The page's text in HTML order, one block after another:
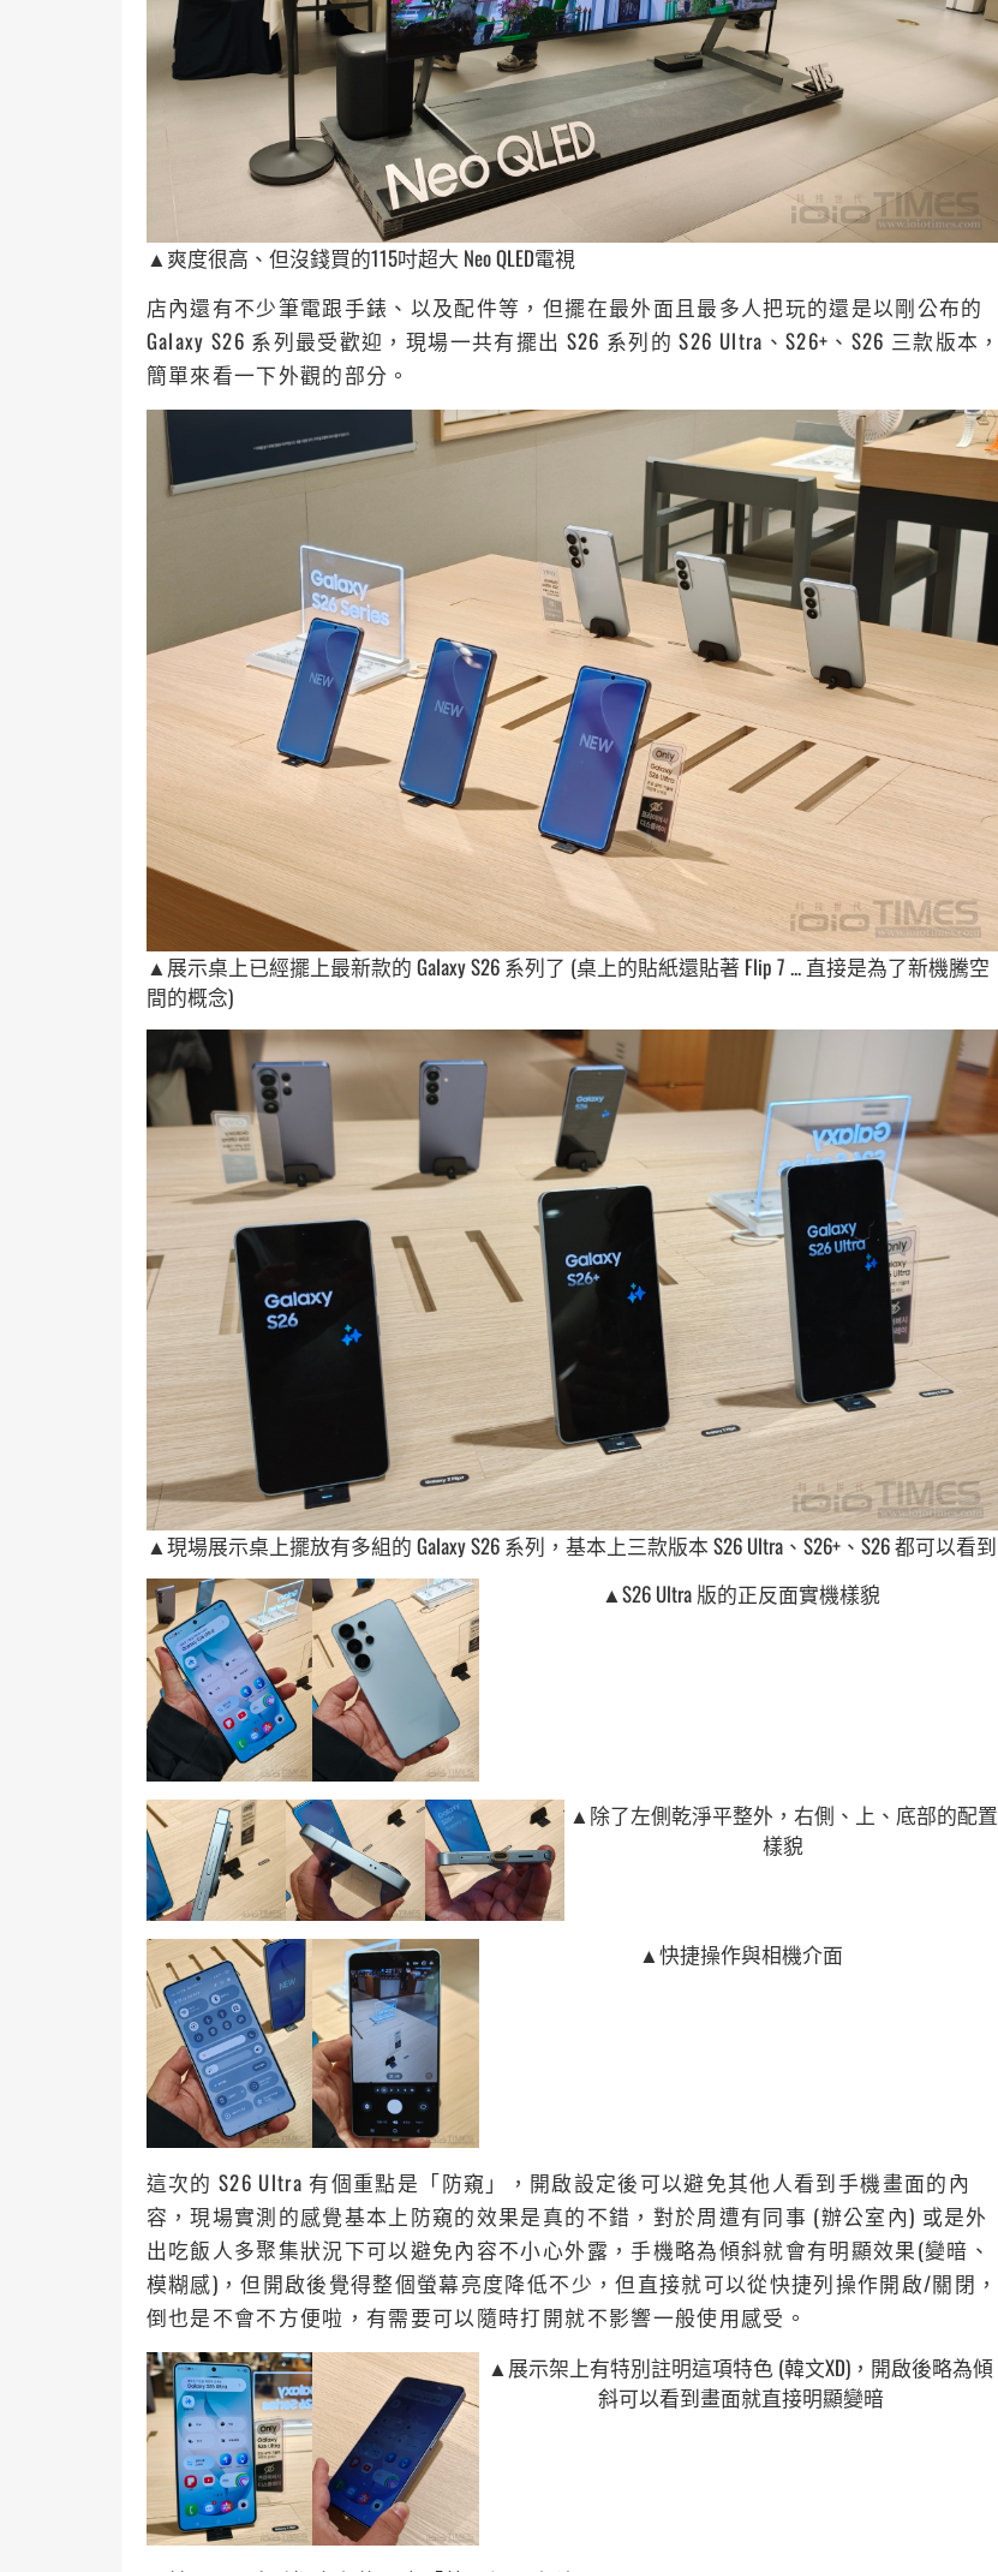
▲爽度很高、但沒錢買的115吋超大 Neo QLED電視
店內還有不少筆電跟手錶、以及配件等，但擺在最外面且最多人把玩的還是以剛公布的
Galaxy S26 系列最受歡迎，現場一共有擺出 S26 系列的 S26 Ultra、S26+、S26 三款版本，
簡單來看一下外觀的部分。
▲展示桌上已經擺上最新款的 Galaxy S26 系列了 (桌上的貼紙還貼著 Flip 7 ... 直接是為了新機騰空
間的概念)
▲現場展示桌上擺放有多組的 Galaxy S26 系列，基本上三款版本 S26 Ultra、S26+、S26 都可以看到
▲S26 Ultra 版的正反面實機樣貌
▲除了左側乾淨平整外，右側、上、底部的配置
樣貌
▲快捷操作與相機介面
這次的 S26 Ultra 有個重點是「防窺」，開啟設定後可以避免其他人看到手機畫面的內
容，現場實測的感覺基本上防窺的效果是真的不錯，對於周遭有同事 (辦公室內) 或是外
出吃飯人多聚集狀況下可以避免內容不小心外露，手機略為傾斜就會有明顯效果(變暗、
模糊感)，但開啟後覺得整個螢幕亮度降低不少，但直接就可以從快捷列操作開啟/關閉，
倒也是不會不方便啦，有需要可以隨時打開就不影響一般使用感受。
▲展示架上有特別註明這項特色 (韓文XD)，開啟後略為傾
斜可以看到畫面就直接明顯變暗